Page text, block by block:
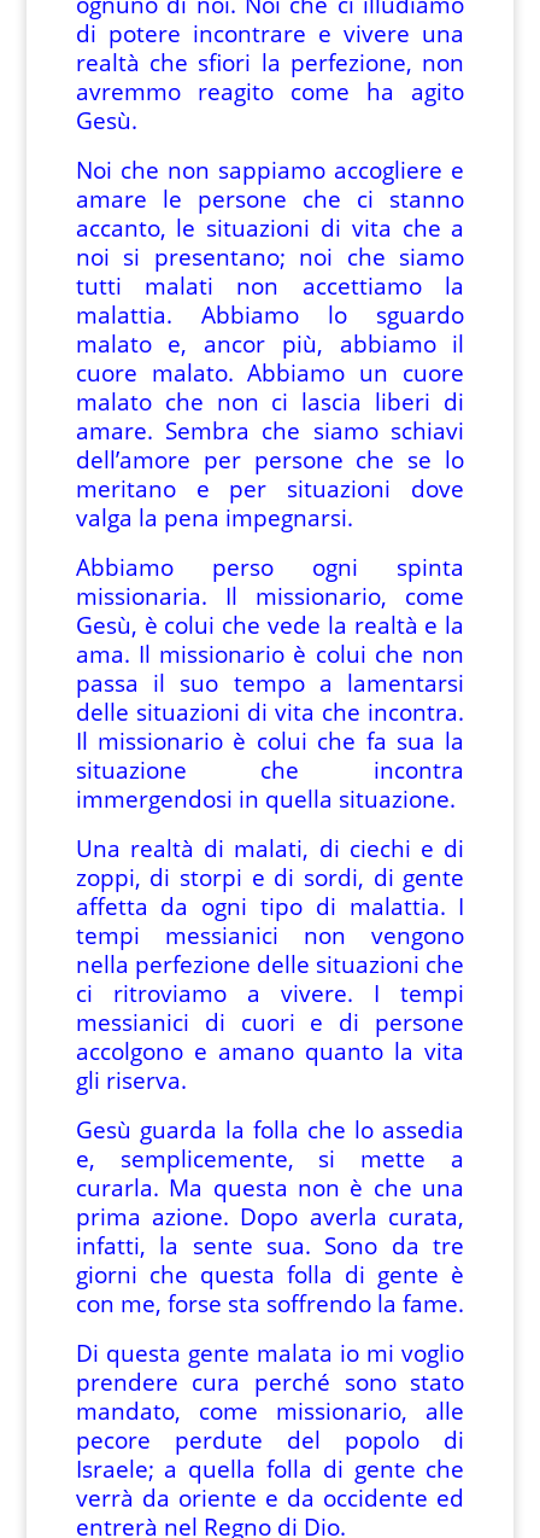
di potere incontrare e vivere una
realtà che sfiori la perfezione, non
avremmo reagito come ha agito
Gesù.
Noi che non sappiamo accogliere e
amare le persone che ci stanno
accanto, le situazioni di vita che a
noi si presentano; noi che siamo
tutti malati non accettiamo la
malattia. Abbiamo lo sguardo
malato e, ancor più, abbiamo il
cuore malato. Abbiamo un cuore
malato che non ci lascia liberi di
amare. Sembra che siamo schiavi
dell’amore per persone che se lo
meritano e per situazioni dove
valga la pena impegnarsi.
Abbiamo perso ogni spinta
missionaria. Il missionario, come
Gesù, è colui che vede la realtà e la
ama. Il missionario è colui che non
passa il suo tempo a lamentarsi
delle situazioni di vita che incontra.
Il missionario è colui che fa sua la
situazione che incontra
immergendosi in quella situazione.
Una realtà di malati, di ciechi e di
zoppi, di storpi e di sordi, di gente
affetta da ogni tipo di malattia. I
tempi messianici non vengono
nella perfezione delle situazioni che
ci ritroviamo a vivere. I tempi
messianici di cuori e di persone
accolgono e amano quanto la vita
gli riserva.
Gesù guarda la folla che lo assedia
e, semplicemente, si mette a
curarla. Ma questa non è che una
prima azione. Dopo averla curata,
infatti, la sente sua. Sono da tre
giorni che questa folla di gente è
con me, forse sta soffrendo la fame.
Di questa gente malata io mi voglio
prendere cura perché sono stato
mandato, come missionario, alle
pecore perdute del popolo di
Israele; a quella folla di gente che
verrà da oriente e da occidente ed
entrerà nel Regno di Dio.